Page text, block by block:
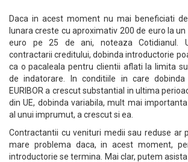
Daca in acest moment nu mai beneficiati
lunara creste cu aproximativ 200 de euro la
euro pe 25 de ani, noteaza Cotidianul.
contractarii creditului, dobinda introductorie
ca o pacaleala pentru clientii aflati la limita
de indatorare. In conditiile in care dobinda
EURIBOR a crescut substantial in ultima
din UE, dobinda variabila, mult mai
al unui imprumut, a crescut si ea.
Contractantii cu venituri medii sau reduse ar
mare problema daca, in acest moment,
introductorie se termina. Mai clar, putem